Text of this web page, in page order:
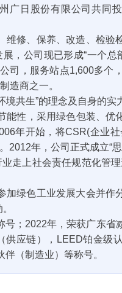
广日股份有限公司共同
修、保养、改造、检验
，公司现已形成“一个总
司，服务站点1,600多个
造商之一。
共生”的理念及自身的实
性，采用绿色包装、优
年开始，将CSR(企业
2012年，公司正式成立“思
走上社会责任规范化管
绿色工业发展大会并作
；2022年，荣获广东省
应链），LEED铂金级
（制造业）等称号。